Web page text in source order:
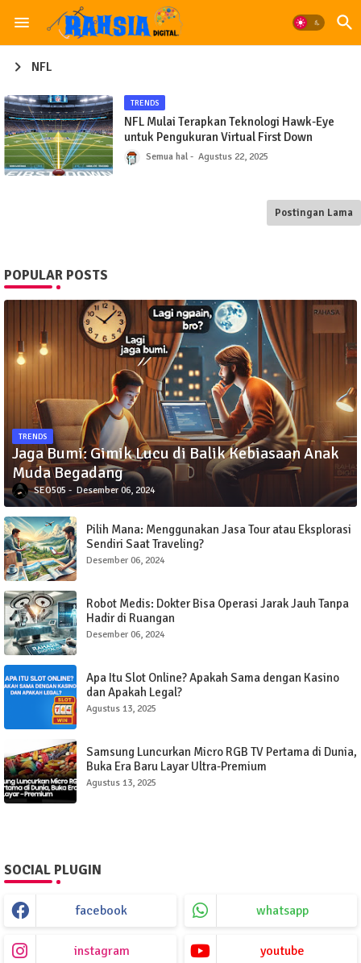
NFL
TRENDS
NFL Mulai Terapkan Teknologi Hawk-Eye
untuk Pengukuran Virtual First Down
Semua hal Agustus 22, 2025
Postingan Lama
POPULAR POSTS
TRENDS
Jaga Bumi: Gimik Lucu di Balik Kebiasaan Anak
Muda Begadang
SEO505 Desember 06, 2024
Pilih Mana: Menggunakan Jasa Tour atau Eksplorasi
Sendiri Saat Traveling?
Desember 06, 2024
Robot Medis: Dokter Bisa Operasi Jarak Jauh Tanpa
Hadir di Ruangan
Desember 06, 2024
Apa Itu Slot Online? Apakah Sama dengan Kasino
dan Apakah Legal?
Agustus 13, 2025
Samsung Luncurkan Micro RGB TV Pertama di Dunia,
Buka Era Baru Layar Ultra-Premium
Agustus 13, 2025
SOCIAL PLUGIN
facebook whatsapp
instagram youtube